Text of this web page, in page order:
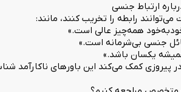
ارتباط جنسی
رابطه را تخریب کنند، مانند:
همه‌چیز عالی است.»
جنسی بی‌شرمانه است.»
یکسان باشد.»
کمک می‌کند این باورهای ناکارآمد